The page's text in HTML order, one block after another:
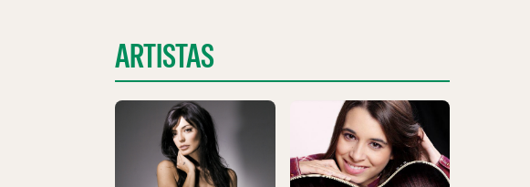
ARTISTAS